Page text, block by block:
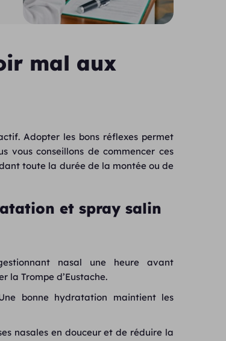
mal aux
Adopter les bons réflexes permet
vous conseillons de commencer ces
toute la durée de la montée ou de
et spray salin
nasal une heure avant
la Trompe d’Eustache.
bonne hydratation maintient les
nasales en douceur et de réduire la